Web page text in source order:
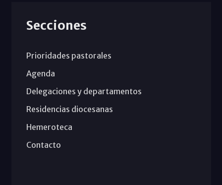
Secciones
Prioridades pastorales
Agenda
Delegaciones y departamentos
Residencias diocesanas
Hemeroteca
Contacto